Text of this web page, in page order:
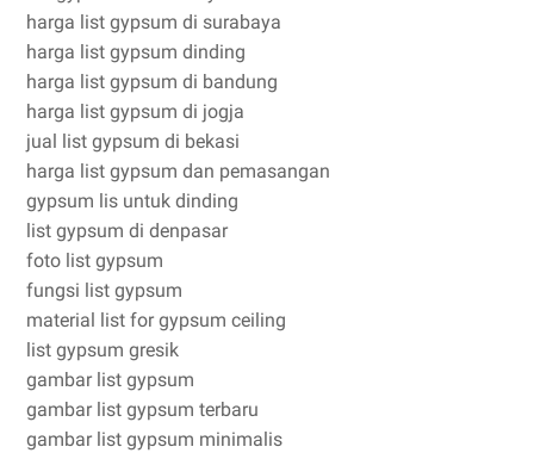
harga list gypsum di surabaya
harga list gypsum dinding
harga list gypsum di bandung
harga list gypsum di jogja
jual list gypsum di bekasi
harga list gypsum dan pemasangan
gypsum lis untuk dinding
list gypsum di denpasar
foto list gypsum
fungsi list gypsum
material list for gypsum ceiling
list gypsum gresik
gambar list gypsum
gambar list gypsum terbaru
gambar list gypsum minimalis